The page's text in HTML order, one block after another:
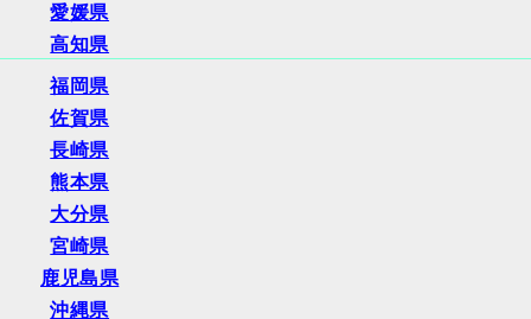
愛媛県
高知県
福岡県
佐賀県
長崎県
熊本県
大分県
宮崎県
鹿児島県
沖縄県